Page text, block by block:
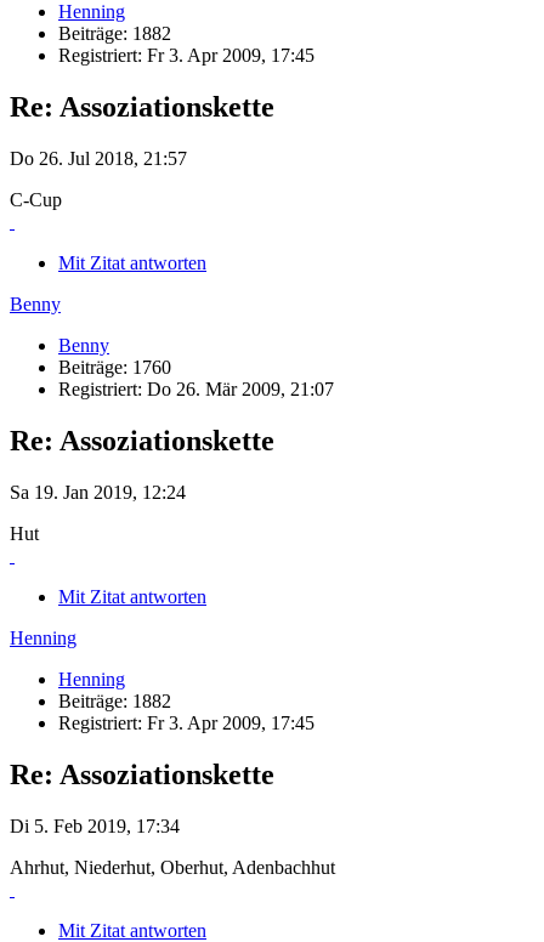
Henning
Beiträge: 1882
Registriert: Fr 3. Apr 2009, 17:45
Re: Assoziationskette
Do 26. Jul 2018, 21:57
C-Cup
Mit Zitat antworten
Benny
Benny
Beiträge: 1760
Registriert: Do 26. Mär 2009, 21:07
Re: Assoziationskette
Sa 19. Jan 2019, 12:24
Hut
Mit Zitat antworten
Henning
Henning
Beiträge: 1882
Registriert: Fr 3. Apr 2009, 17:45
Re: Assoziationskette
Di 5. Feb 2019, 17:34
Ahrhut, Niederhut, Oberhut, Adenbachhut
Mit Zitat antworten